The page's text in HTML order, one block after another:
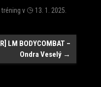
tréning v 13. 1. 2025
[R] LM BODYCOMBAT –
Ondra Veselý →